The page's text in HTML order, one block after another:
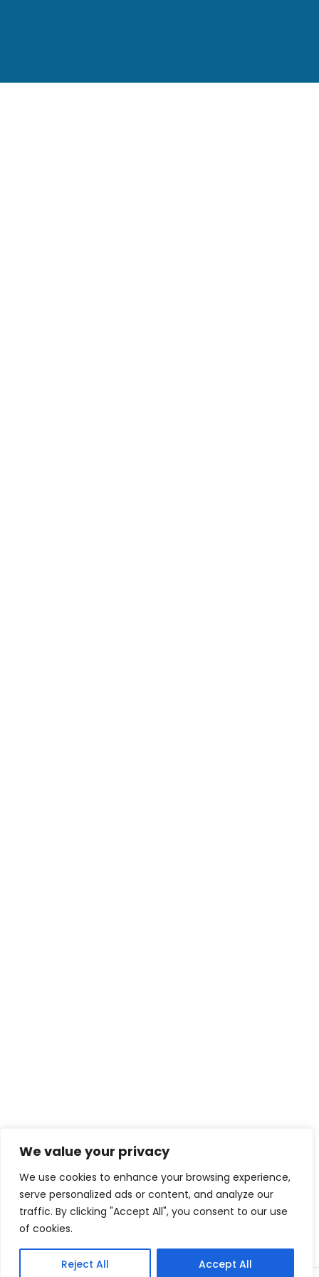
We value your privacy
We use cookies to enhance your browsing experience,
serve personalized ads or content, and analyze our
traffic. By clicking "Accept All", you consent to our use
of cookies.
Reject All Accept All